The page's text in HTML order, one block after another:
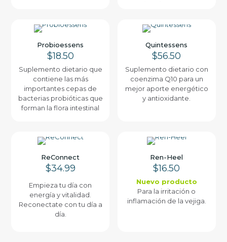
Probioessens
$18.50
Suplemento dietario que
contiene las más
importantes cepas de
bacterias probióticas que
forman la flora intestinal
Quintessens
$56.50
Suplemento dietario con
coenzima Q10 para un
mejor aporte energético
y antioxidante.
ReConnect
$34.99
Empieza tu día con
energía y vitalidad.
Reconectate con tu día a
día.
Ren-Heel
$16.50
Nuevo producto
Para la irritación o
inflamación de la vejiga.